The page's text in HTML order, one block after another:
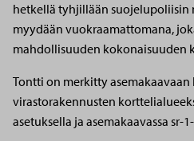
hetkellä tyhjillään suojelupoliisin
myydään vuokraamattomana,
mahdollisuuden kokonaisuuden
Tontti on merkitty
virastorakennusten
asetuksella ja asemakaavassa sr-